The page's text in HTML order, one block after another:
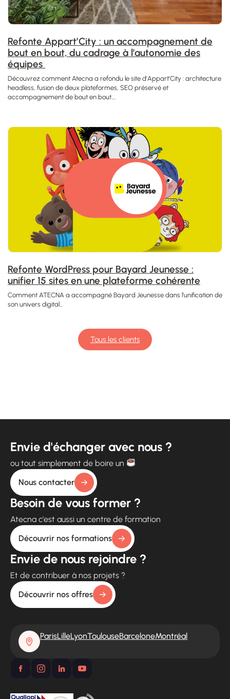
Refonte Appart’City : un accompagnement de
bout en bout, du cadrage à l’autonomie des
équipes
Découvrez comment Atecna a refondu le site d'Appart'City : architecture
headless, fusion de deux plateformes, SEO préservé et
accompagnement de bout en bout....
Refonte WordPress pour Bayard Jeunesse :
unifier 15 sites en une plateforme cohérente
Comment ATECNA a accompagné Bayard Jeunesse dans l’unification de
son univers digital...
Tous les clients
Envie d'échanger avec nous ?
ou tout simplement de boire un
Nous contacter
Besoin de vous former ?
Atecna c'est aussi un centre de formation
Découvrir nos formations
Envie de nous rejoindre ?
Et de contribuer à nos projets ?
Découvrir nos offres
ParisLilleLyonToulouseBarceloneMontréal